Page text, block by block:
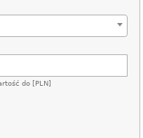
do [PLN]